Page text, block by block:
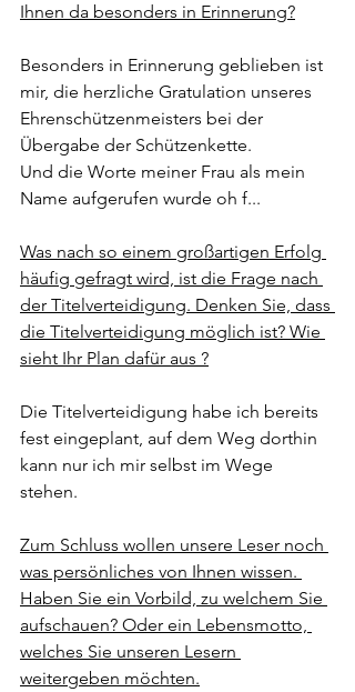
Ihnen da besonders in Erinnerung?
Besonders in Erinnerung geblieben ist
mir, die herzliche Gratulation unseres
Ehrenschützenmeisters bei der
Übergabe der Schützenkette.
Und die Worte meiner Frau als mein
Name aufgerufen wurde oh f...
Was nach so einem großartigen Erfolg
häufig gefragt wird, ist die Frage nach
der Titelverteidigung. Denken Sie, dass
die Titelverteidigung möglich ist? Wie
sieht Ihr Plan dafür aus ?
Die Titelverteidigung habe ich bereits
fest eingeplant, auf dem Weg dorthin
kann nur ich mir selbst im Wege
stehen.
Zum Schluss wollen unsere Leser noch
was persönliches von Ihnen wissen.
Haben Sie ein Vorbild, zu welchem Sie
aufschauen? Oder ein Lebensmotto,
welches Sie unseren Lesern
weitergeben möchten.